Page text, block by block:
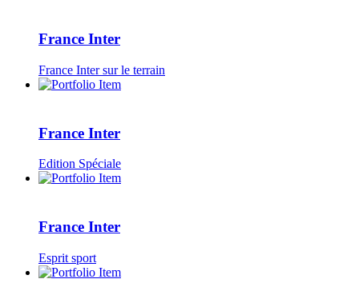
France Inter
France Inter sur le terrain
France Inter
Edition Spéciale
France Inter
Esprit sport